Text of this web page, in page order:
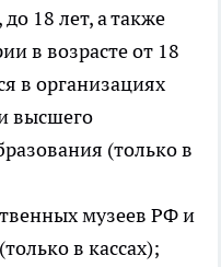
18 лет, а также
в возрасте от 18
в организациях
высшего
(только в
музеев РФ и
в кассах);